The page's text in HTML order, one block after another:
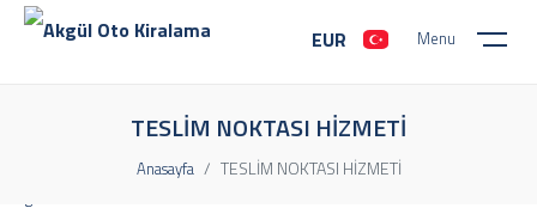
Menu
EUR
Sıkça Sorulan Sorular
TESLİM NOKTASI HİZMETİ
Anasayfa TESLİM NOKTASI HİZMETİ